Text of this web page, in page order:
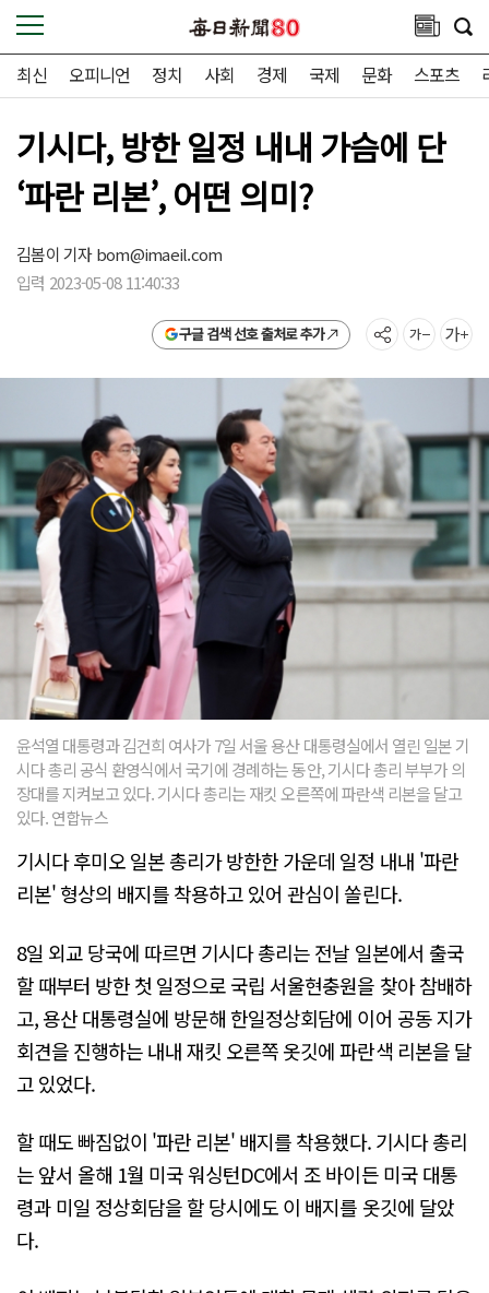
최신 오피니언 정치 사회 경제 국제 문화 스포츠
기시다, 방한 일정 내내 가슴에 단
‘파란 리본’, 어떤 의미?
김봄이 기자bom@imaeil.com
입력 2023-05-08 11:40:33
구글 검색 선호 출처로 추가
윤석열 대통령과 김건희 여사가 7일 서울 용산 대통령실에서 열린 일본 기
시다 총리 공식 환영식에서 국기에 경례하는 동안, 기시다 총리 부부가 의
장대를 지켜보고 있다. 기시다 총리는 재킷 오른쪽에 파란색 리본을 달고
있다. 연합뉴스
기시다 후미오 일본 총리가 방한한 가운데 일정 내내 '파란
리본' 형상의 배지를 착용하고 있어 관심이 쏠린다.
8일 외교 당국에 따르면 기시다 총리는 전날 일본에서 출국
할 때부터 방한 첫 일정으로 국립 서울현충원을 찾아 참배하
고, 용산 대통령실에 방문해 한일정상회담에 이어 공동 지가
회견을 진행하는 내내 재킷 오른쪽 옷깃에 파란색 리본을 달
고 있었다.
할 때도 빠짐없이 '파란 리본' 배지를 착용했다. 기시다 총리
는 앞서 올해 1월 미국 워싱턴DC에서 조 바이든 미국 대통
령과 미일 정상회담을 할 당시에도 이 배지를 옷깃에 달았
다.